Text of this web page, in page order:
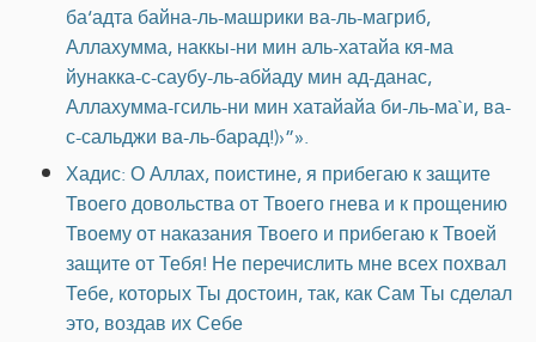
ба‘адта байна-ль-машрики ва-ль-магриб,
Аллахумма, наккы-ни мин аль-хатайа кя-ма
йунакка-с-саубу-ль-абйаду мин ад-данас,
Аллахумма-гсиль-ни мин хатайайа би-ль-ма`и, ва-
с-сальджи ва-ль-барад!)›”».
Хадис: О Аллах, поистине, я прибегаю к защите
Твоего довольства от Твоего гнева и к прощению
Твоему от наказания Твоего и прибегаю к Твоей
защите от Тебя! Не перечислить мне всех похвал
Тебе, которых Ты достоин, так, как Сам Ты сделал
это, воздав их Себе